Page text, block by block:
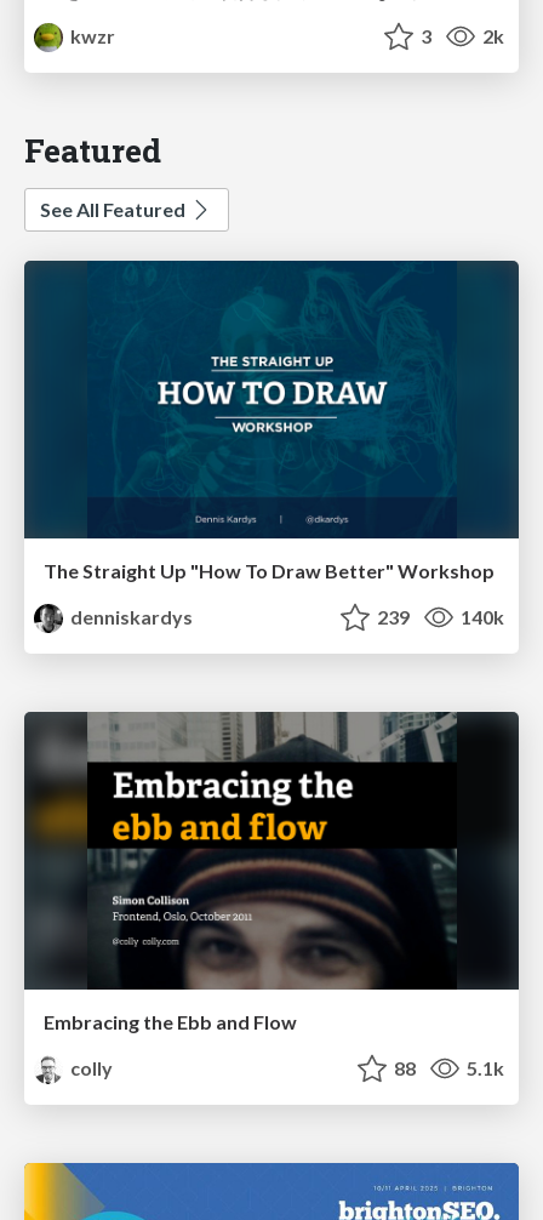
kwzr
3 2k
Featured
See All Featured
The Straight Up "How To Draw Better" Workshop
denniskardys
239 140k
Embracing the Ebb and Flow
colly
88 5.1k